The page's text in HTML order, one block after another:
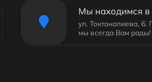
Мы находимся в
ул. Токтоналиева, 6.
мы всегда Вам рады!